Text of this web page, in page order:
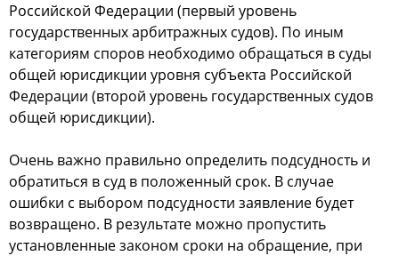
Российской Федерации (первый уровень
государственных арбитражных судов). По иным
категориям споров необходимо обращаться в суды
общей юрисдикции уровня субъекта Российской
Федерации (второй уровень государственных судов
общей юрисдикции).
Очень важно правильно определить подсудность и
обратиться в суд в положенный срок. В случае
ошибки с выбором подсудности заявление будет
возвращено. В результате можно пропустить
установленные законом сроки на обращение, при